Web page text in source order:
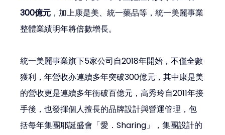
300億元 ，加上康是美、統一藥品等，統一美麗事業
整體業績明年將倍數增長。
統一美麗事業旗下5家公司自2018年開始，不僅全數
獲利，年營收亦連續多年突破300億元，其中康是美
的營收更是連續多年衝破百億元，高秀玲自2011年接
手後，也發揮個人擅長的品牌設計與營運管理，包
括每年集團耶誕盛會「愛．Sharing」，集團設計的